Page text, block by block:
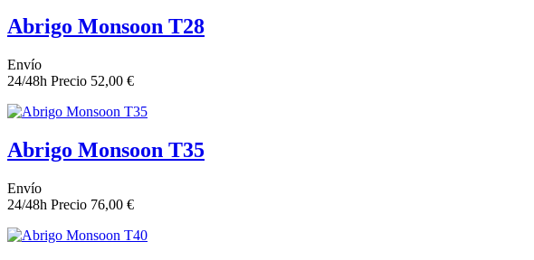
Abrigo Monsoon T28
Envío
24/48h Precio 52,00 €
Abrigo Monsoon T35
Envío
24/48h Precio 76,00 €